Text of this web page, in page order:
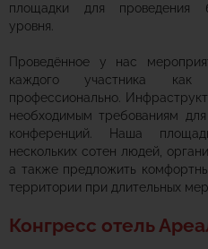
площадки для проведения
уровня.
Проведённое у нас
каждого участника как
профессионально.
необходимым требованиям
конференций. Наша
нескольких сотен людей,
а также предложить
территории при длительных
Конгресс отель